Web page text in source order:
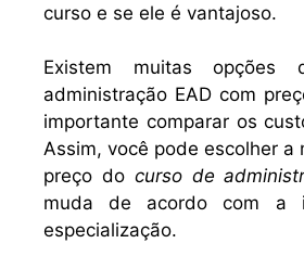
curso e se ele é vantajoso.
Existem muitas opções
administração EAD com
importante comparar os
Assim, você pode escolher a
preço do curso de
muda de acordo com a
especialização.